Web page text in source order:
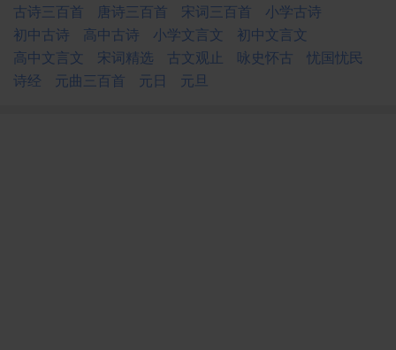
古诗三百首
唐诗三百首 宋词三百首
小学古诗
初中古诗
高中古诗 小学文言文
初中文言文
高中文言文
宋词精选 古文观止 咏史怀古
忧国忧民
诗经
元曲三百首 元日 元旦